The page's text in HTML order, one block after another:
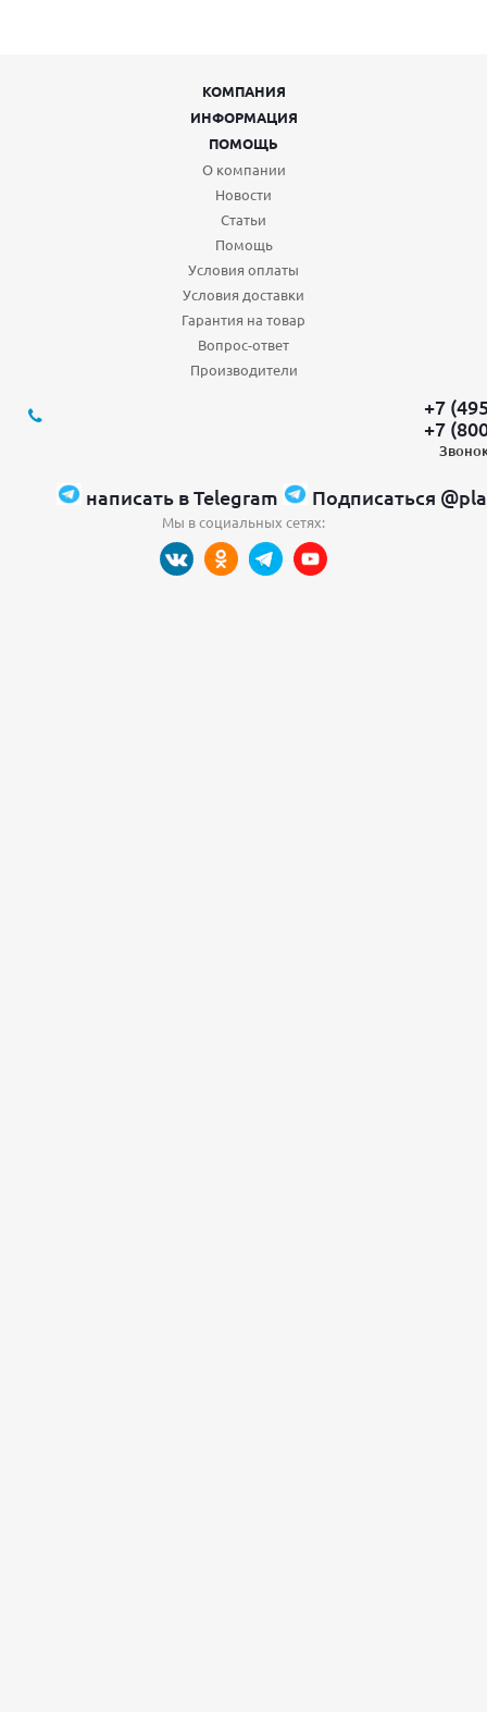
КОМПАНИЯ
ИНФОРМАЦИЯ
ПОМОЩЬ
О компании
Новости
Статьи
Помощь
Условия оплаты
Условия доставки
Гарантия на товар
Вопрос-ответ
Производители
+7
+7
написать в Telegram Подписаться
Мы в социальных сетях: